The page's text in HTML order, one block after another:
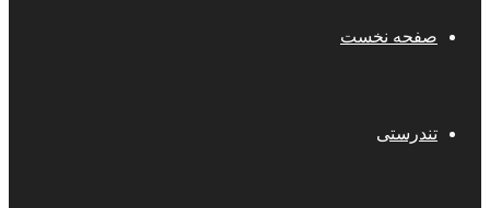
صفحه نخست
تندرستی